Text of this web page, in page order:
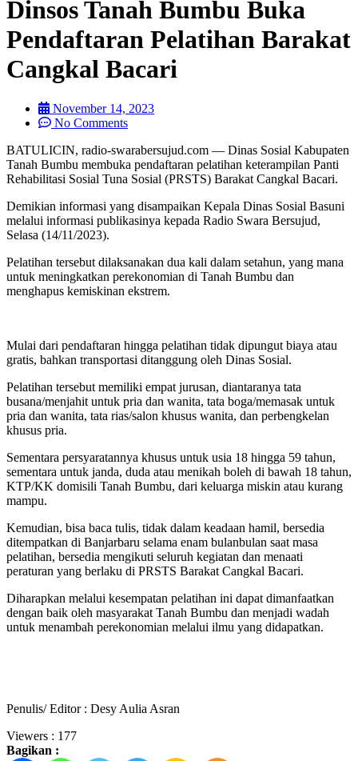
Dinsos Tanah Bumbu Buka
Pendaftaran Pelatihan Barakat
Cangkal Bacari
November 14, 2023
No Comments
BATULICIN, radio-swarabersujud.com — Dinas Sosial Kabupaten
Tanah Bumbu membuka pendaftaran pelatihan keterampilan Panti
Rehabilitasi Sosial Tuna Sosial (PRSTS) Barakat Cangkal Bacari.
Demikian informasi yang disampaikan Kepala Dinas Sosial Basuni
melalui informasi publikasinya kepada Radio Swara Bersujud,
Selasa (14/11/2023).
Pelatihan tersebut dilaksanakan dua kali dalam setahun, yang mana
untuk meningkatkan perekonomian di Tanah Bumbu dan
menghapus kemiskinan ekstrem.
Mulai dari pendaftaran hingga pelatihan tidak dipungut biaya atau
gratis, bahkan transportasi ditanggung oleh Dinas Sosial.
Pelatihan tersebut memiliki empat jurusan, diantaranya tata
busana/menjahit untuk pria dan wanita, tata boga/memasak untuk
pria dan wanita, tata rias/salon khusus wanita, dan perbengkelan
khusus pria.
Sementara persyaratannya khusus untuk usia 18 hingga 59 tahun,
sementara untuk janda, duda atau menikah boleh di bawah 18 tahun,
KTP/KK domisili Tanah Bumbu, dari keluarga miskin atau kurang
mampu.
Kemudian, bisa baca tulis, tidak dalam keadaan hamil, bersedia
ditempatkan di Banjarbaru selama enam bulanbulan saat masa
pelatihan, bersedia mengikuti seluruh kegiatan dan menaati
peraturan yang berlaku di PRSTS Barakat Cangkal Bacari.
Diharapkan melalui kesempatan pelatihan ini dapat dimanfaatkan
dengan baik oleh masyarakat Tanah Bumbu dan menjadi wadah
untuk menambah perekonomian melalui ilmu yang didapatkan.
Penulis/ Editor : Desy Aulia Asran
Viewers : 177
Bagikan :